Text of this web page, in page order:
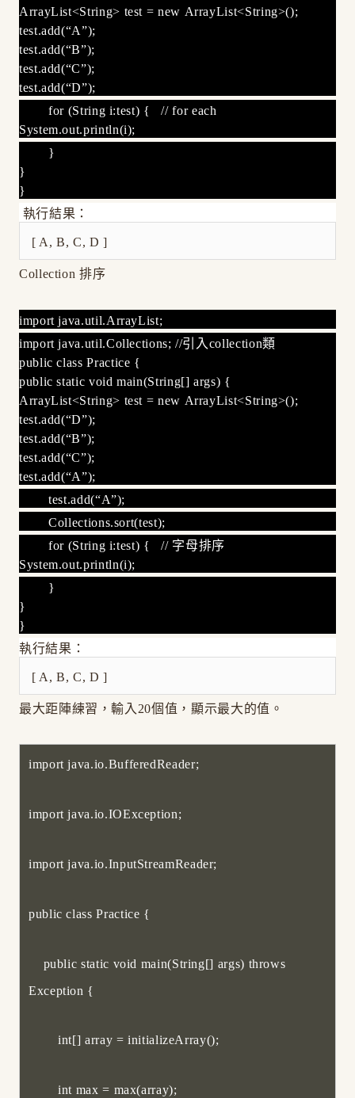
ArrayList<String> test = new ArrayList<String>();
test.add(“A”);
test.add(“B”);
test.add(“C”);
test.add(“D”);
for (String i:test) { // for each
System.out.println(i);
}
}
}
執行結果：
[ A, B, C, D ]
Collection 排序
import java.util.ArrayList;
import java.util.Collections; //引入collection類
public class Practice {
public static void main(String[] args) {
ArrayList<String> test = new ArrayList<String>();
test.add(“D”);
test.add(“B”);
test.add(“C”);
test.add(“A”);
test.add(“A”);
Collections.sort(test);
for (String i:test) { // 字母排序
System.out.println(i);
}
}
}
執行結果：
[ A, B, C, D ]
最大距陣練習，輸入20個值，顯示最大的值。
import java.io.BufferedReader;
import java.io.IOException;
import java.io.InputStreamReader;
public class Practice {
public static void main(String[] args) throws
Exception {
int[] array = initializeArray();
int max = max(array);